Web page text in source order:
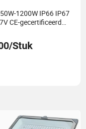
1200W IP66 IP67
CE-gecertificeerd
van gebouwen
Stuk